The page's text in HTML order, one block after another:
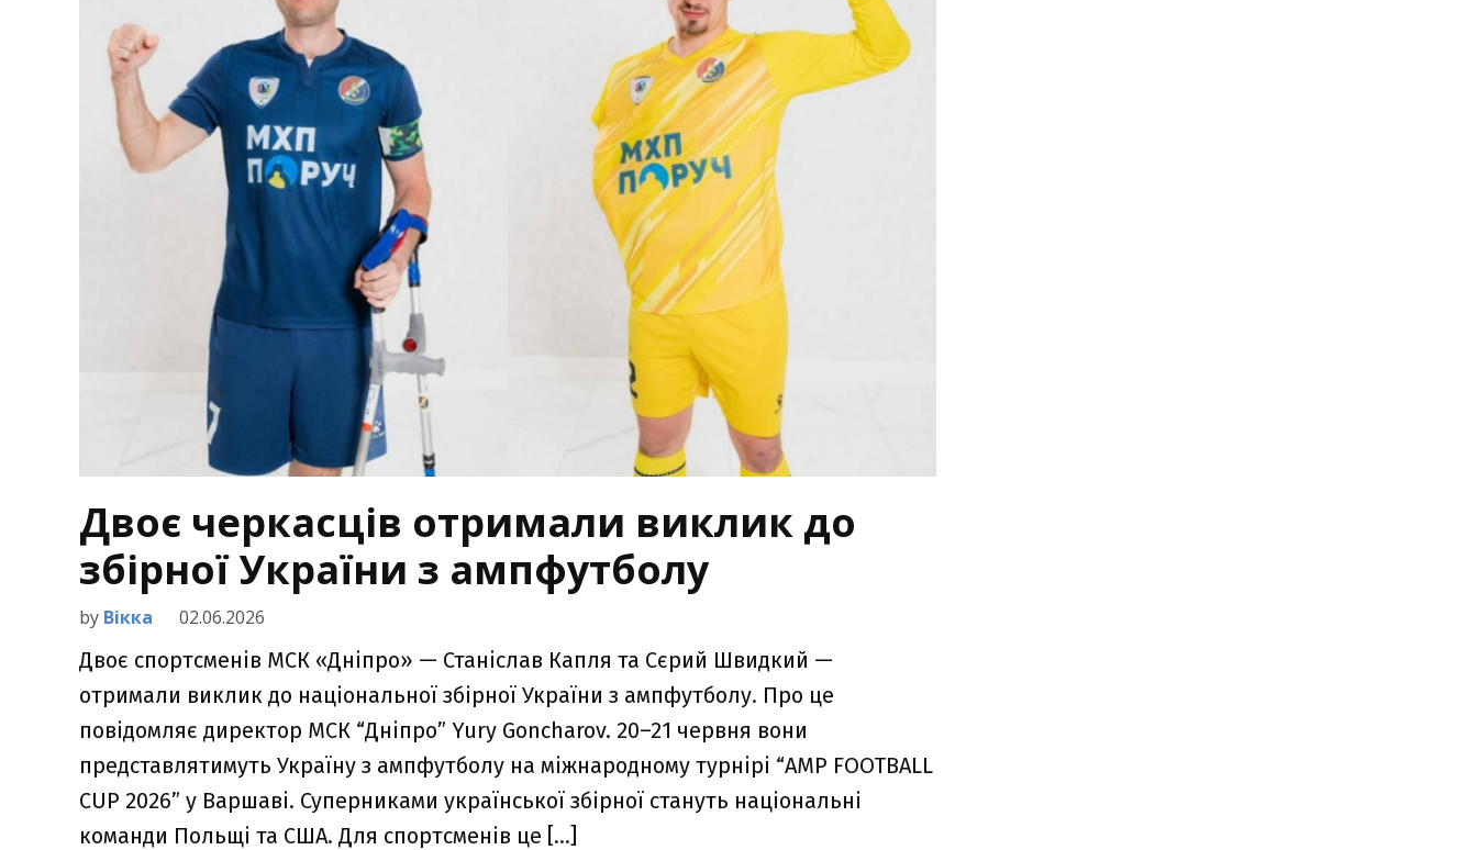
Двоє черкасців отримали виклик до
збірної України з ампфутболу
by Вікка 02.06.2026
Двоє спортсменів МСК «Дніпро» — Станіслав Капля та Сєрий Швидкий —
отримали виклик до національної збірної України з ампфутболу. Про це
повідомляє директор МСК “Дніпро” Yury Goncharov. 20–21 червня вони
представлятимуть Україну з ампфутболу на міжнародному турнірі “AMP FOOTBALL
CUP 2026” у Варшаві. Суперниками української збірної стануть національні
команди Польщі та США. Для спортсменів це […]